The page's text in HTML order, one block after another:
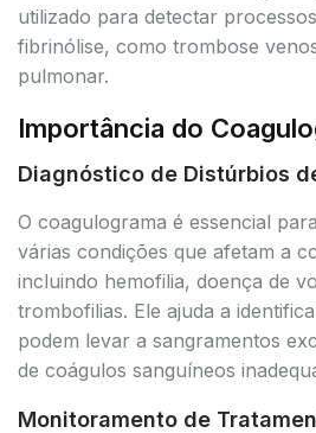
utilizado para detectar
fibrinólise, como trombose
pulmonar.
Importância do
Diagnóstico de Distúrbios
O coagulograma é essencial
várias condições que afetam a
incluindo hemofilia, doença de
trombofilias. Ele ajuda a
podem levar a sangramentos
de coágulos sanguíneos
Monitoramento de